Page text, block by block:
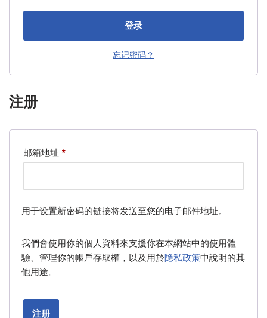
登录
忘记密码？
注册
邮箱地址 *
用于设置新密码的链接将发送至您的电子邮件地址。
我們會使用你的個人資料來支援你在本網站中的使用體
驗、管理你的帳戶存取權，以及用於隐私政策中說明的其
他用途。
注册